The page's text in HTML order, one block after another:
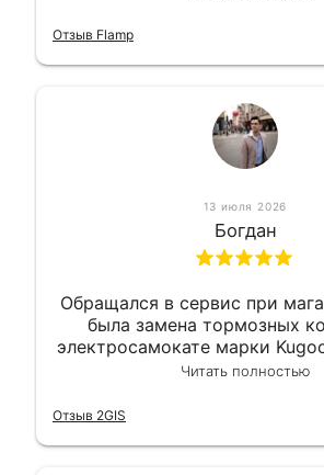
Отзыв Flamp
13 июля 2026
Богдан
Обращался в сервис при
была замена тормозных
электросамокате марки
сделали в лучшем виде и в
гарантии, поэтому и
Читать полностью
Отзыв 2GIS